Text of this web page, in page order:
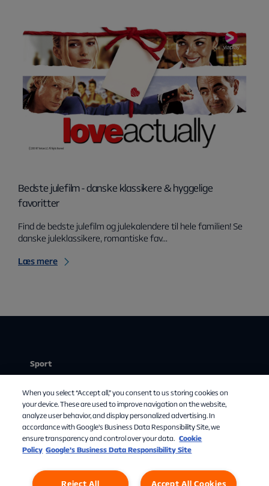
Bedste julefilm - danske klassikere & hyggelige
favoritter
Find de bedste julefilm og julekalendere til hele familien! Se
danske juleklassikere, romantiske fav...
Læs mere
Sport
Mit abonnement
Om Allente
TV-guide
When you select “Accept all,” you consent to us storing cookies on
your device. These are used to improve navigation on the website,
analyze user behavior, and display personalized advertising. In
accordance with Google's Business Data Responsibility Site, we
ensure transparency and control over your data. Cookie
Policy Google’s Business Data Responsibility Site
Accept All Cookies
Reject All